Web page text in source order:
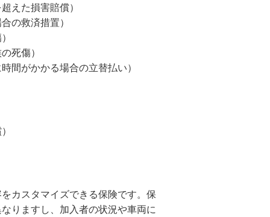
えた損害賠償）
の救済措置）
死傷）
間がかかる場合の立替払い）
カスタマイズできる保険です。保
りますし、加入者の状況や車両に